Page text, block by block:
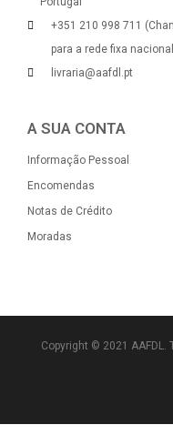
+351 210 998 711
para a rede fixa
livraria@aafdl.pt
A SUA CONTA
Informação Pessoal
Encomendas
Notas de Crédito
Moradas
Copyright © 2021